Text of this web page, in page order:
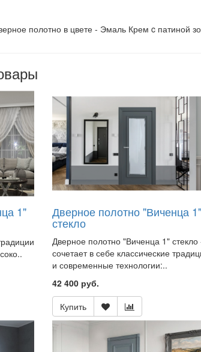
полотно в цвете - Эмаль Крем c патиной
1" Дверное полотно "Виченца 1"
стекло
Дверное полотно "Виченца 1" стекло
сочетает в себе классические
и современные технологии:..
42 400 руб.
Купить